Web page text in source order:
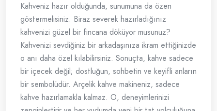
Kahveniz hazır olduğunda, sunumuna da özen
göstermelisiniz. Biraz severek hazırladığınız
kahvenizi güzel bir fincana döküyor musunuz?
Kahvenizi sevdiğiniz bir arkadaşınıza ikram ettiğinizde
o anı daha özel kılabilirsiniz. Sonuçta, kahve sadece
bir içecek değil; dostluğun, sohbetin ve keyifli anların
bir sembolüdür. Arçelik kahve makineniz, sadece
kahve hazırlamakla kalmaz. O, deneyimlerinizi